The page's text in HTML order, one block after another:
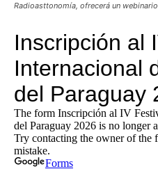
Radioasttonomía, ofrecerá un